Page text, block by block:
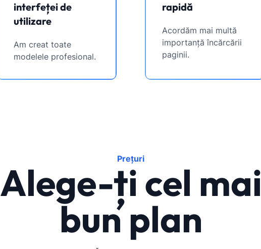
interfeței de
utilizare
Am creat toate
modelele profesional.
rapidă
Acordăm mai multă
importanță încărcării
paginii.
Prețuri
Alege-ți cel mai
bun plan